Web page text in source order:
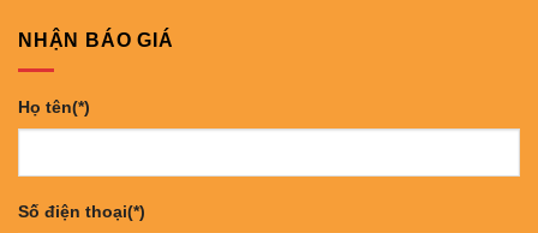
NHẬN BÁO GIÁ
Họ tên(*)
Số điện thoại(*)